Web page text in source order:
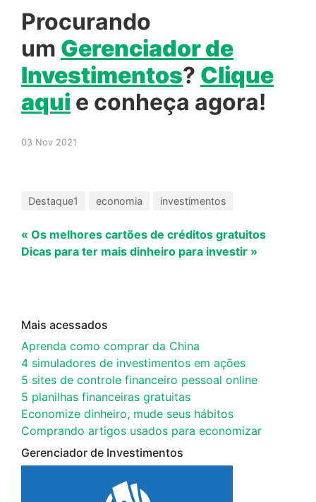
Procurando
um Gerenciadorde
Investimentos? Clique
aqui e conheça agora!
03 Nov 2021
Destaque1 economia investimentos
« Os melhores cartões de créditos gratuitos
Dicas para ter mais dinheiro para investir »
Mais acessados
Aprenda como comprar da China
4 simuladores de investimentos em ações
5 sites de controle financeiro pessoal online
5 planilhas financeiras gratuitas
Economize dinheiro, mude seus hábitos
Comprando artigos usados para economizar
Gerenciador de Investimentos